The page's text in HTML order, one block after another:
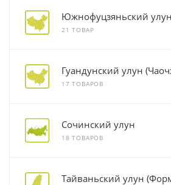
Южнофуцзяньский
21 ТОВАР
Гуандунский улун
17 ТОВАРОВ
Сочинский улун
18 ТОВАРОВ
Тайваньский улун